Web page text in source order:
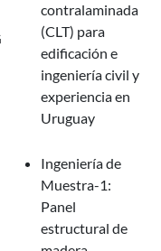
contralaminada
(CLT) para
edificación e
ingeniería civil y
experiencia en
Uruguay
Ingeniería de
Muestra-1:
Panel
estructural de